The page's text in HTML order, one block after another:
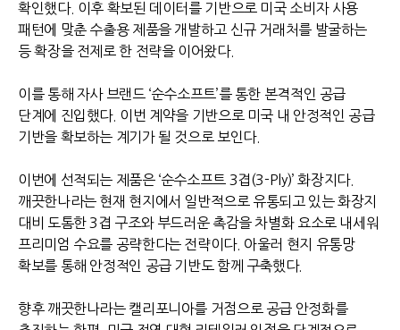
확인했다. 이후 확보된 데이터를 기반으로 미국 소비자 사용
패턴에 맞춘 수출용 제품을 개발하고 신규 거래처를 발굴하는
등 확장을 전제로 한 전략을 이어왔다.
이를 통해 자사 브랜드 ‘순수소프트’를 통한 본격적인 공급
단계에 진입했다. 이번 계약을 기반으로 미국 내 안정적인 공급
기반을 확보하는 계기가 될 것으로 보인다.
이번에 선적되는 제품은 ‘순수소프트3겹(3-Ply)’ 화장지다.
깨끗한나라는 현재 현지에서 일반적으로 유통되고 있는 화장지
대비 도톰한3겹 구조와 부드러운 촉감을 차별화 요소로 내세워
프리미엄 수요를 공략한다는 전략이다. 아울러 현지 유통망
확보를 통해 안정적인 공급 기반도 함께 구축했다.
향후 깨끗한나라는 캘리포니아를 거점으로 공급 안정화를